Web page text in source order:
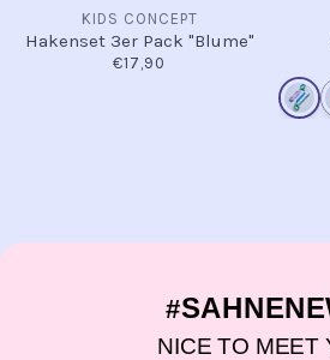
KIDS CONCEPT
Hakenset 3er Pack "Blume"
€17,90
#
NICE TO MEET